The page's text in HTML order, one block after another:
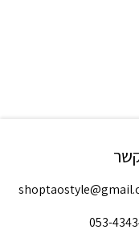
053-